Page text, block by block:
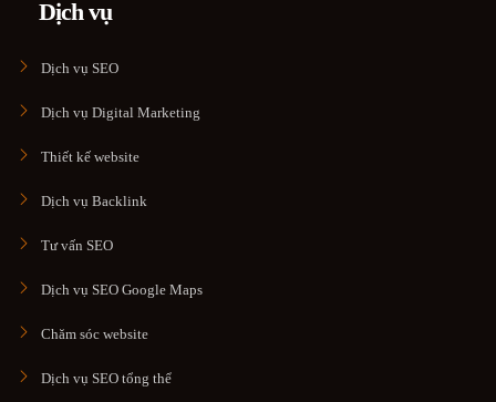
Dịch vụ
Dịch vụ SEO
Dịch vụ Digital Marketing
Thiết kế website
Dịch vụ Backlink
Tư vấn SEO
Dịch vụ SEO Google Maps
Chăm sóc website
Dịch vụ SEO tổng thể